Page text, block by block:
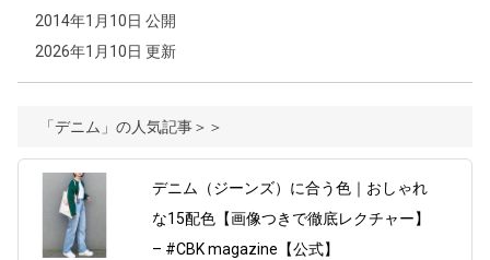
2014年1月10日 公開
2026年1月10日 更新
「デニム」の人気記事＞＞
デニム（ジーンズ）に合う色｜おしゃれ
な15配色【画像つきで徹底レクチャー】
– #CBK magazine【公式】